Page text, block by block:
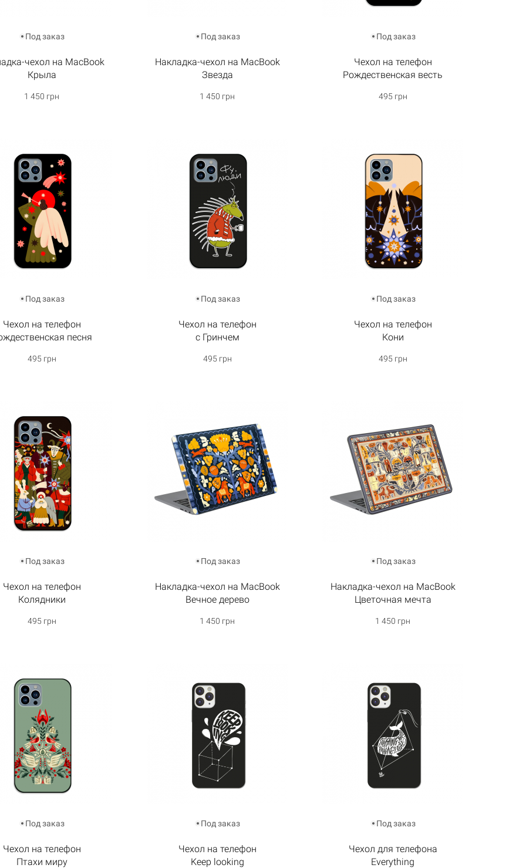
Под заказ
чехол на MacBook
Крыла
1 450 грн
Под заказ
Накладка-чехол на MacBook
Звезда
1 450 грн
Под заказ
Чехол на телефон
Рождественская весть
495 грн
Под заказ
Чехол на телефон
песня
495 грн
Под заказ
Чехол на телефон
с Гринчем
495 грн
Под заказ
Чехол на телефон
Кони
495 грн
Под заказ
Чехол на телефон
Колядники
495 грн
Под заказ
Накладка-чехол на MacBook
Вечное дерево
1 450 грн
Под заказ
Накладка-чехол на MacBook
Цветочная мечта
1 450 грн
Под заказ
Чехол на телефон
Птахи миру
Под заказ
Чехол на телефон
Keep looking
Под заказ
Чехол для телефона
Everything